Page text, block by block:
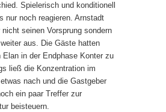
Spielerisch und konditionell
nur noch reagieren. Arnstadt
seinen Vorsprung sondern
aus. Die Gäste hatten
Elan in der Endphase Konter zu
ließ die Konzentration im
nach und die Gastgeber
ein paar Treffer zur
beisteuern.